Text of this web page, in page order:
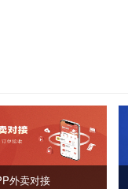
外卖对接